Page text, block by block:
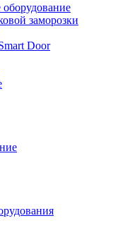
оборудование
заморозки
Door